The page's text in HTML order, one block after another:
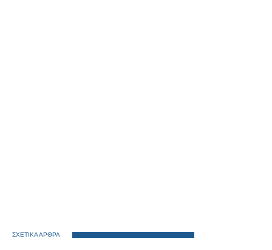
ΣΧΕΤΙΚΑ ΑΡΘΡΑ